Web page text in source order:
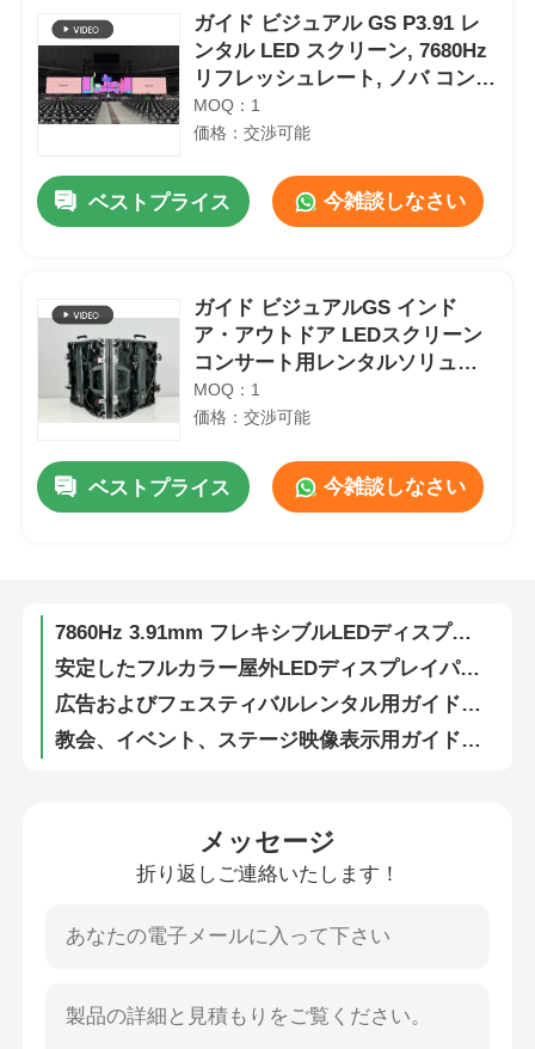
ホーム
動画
私たちについて
工場見学
お問い合わせ
ガイド ビジュアル GS P3.91 レ
ンタル LED スクリーン, 7680Hz
リフレッシュレート, ノバ コント
ロール,コンサート用
MOQ：1
価格：交渉可能
ベストプライス 今雑談しなさい
ガイド ビジュアルGS インド
ア・アウトドア LEDスクリーン
コンサート用レンタルソリュー
ション
MOQ：1
価格：交渉可能
ベストプライス
今雑談しなさい
バックアップフルカラーLEDデジタルディスプレイボード高輝度P2.9 7680Hz
メッセージ
折り返しご連絡いたします！